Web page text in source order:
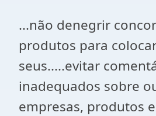
...não denegrir
produtos para
seus.....evitar
inadequados sobre
empresas, produtos